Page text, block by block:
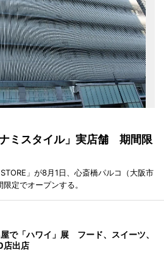
ミスタイル」実店舗 期間限
」が8月1日、心斎橋パルコ（大阪市
定でオープンする。
で「ハワイ」展 フード、スイーツ、
店出店